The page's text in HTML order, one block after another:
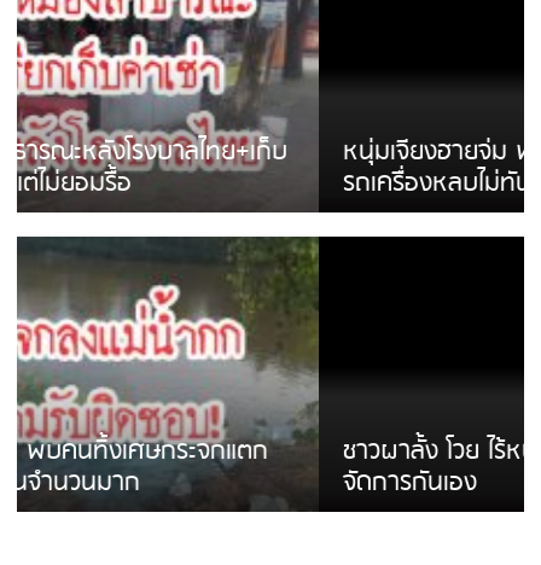
หนุ่มเจียงฮายจ่ม พบถังน้ำดื่มตกกลางถนน
รถเครื่องหลบไม่ทันล้มบาดเจ็บ
ชาวผาลั้ง โวย ไร้หน่วยงานดูแล ดินสไลด์ ต้อง
จัดการกันเอง